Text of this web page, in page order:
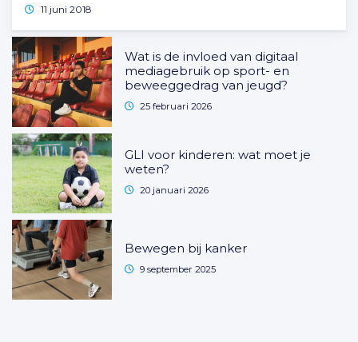
11 juni 2018
Wat is de invloed van digitaal
mediagebruik op sport- en
beweeggedrag van jeugd?
25 februari 2026
GLI voor kinderen: wat moet je
weten?
20 januari 2026
Bewegen bij kanker
9 september 2025